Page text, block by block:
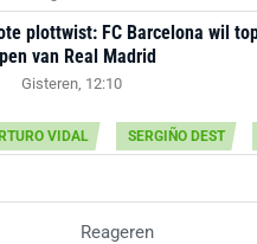
plottwist: FC Barcelona wil
van Real Madrid
Gisteren, 12:10
VIDAL SERGIÑO DEST
Reageren